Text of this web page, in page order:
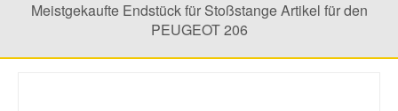
Meistgekaufte Endstück für Stoßstange Artikel für den
PEUGEOT 206
Mazda Ersatzteile
Mercedes Ersatzteile